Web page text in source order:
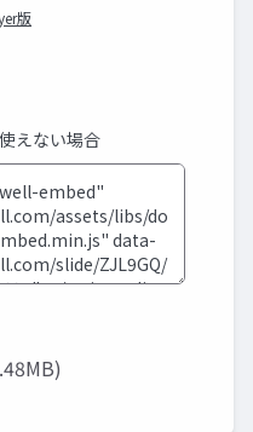
版
えない場合